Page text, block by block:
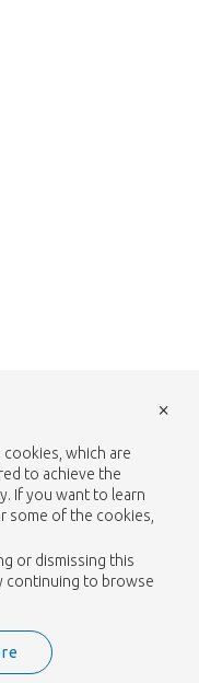
which are
to achieve the
If you want to learn
some of the cookies,
or dismissing this
continuing to browse
×